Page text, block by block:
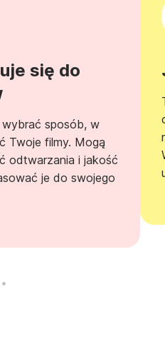
się do
sposób, w
Twoje filmy. Mogą
odtwarzania i jakość
je do swojego